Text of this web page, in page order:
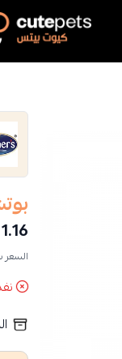
Cutepets
1.16
السعر